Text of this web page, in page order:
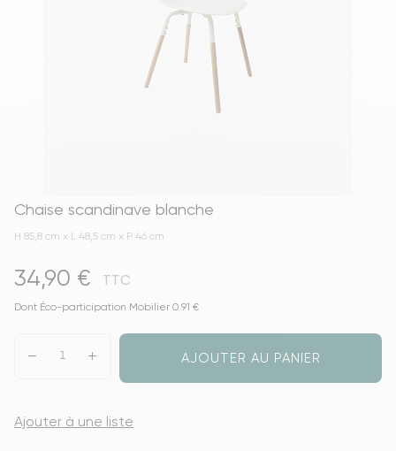
Chaise scandinave blanche
H 85,8 cm x L 48,5 cm x P 46 cm
34,90 € TTC
Dont Éco-participation Mobilier 0.91 €
AJOUTER AU PANIER
Ajouter à une liste